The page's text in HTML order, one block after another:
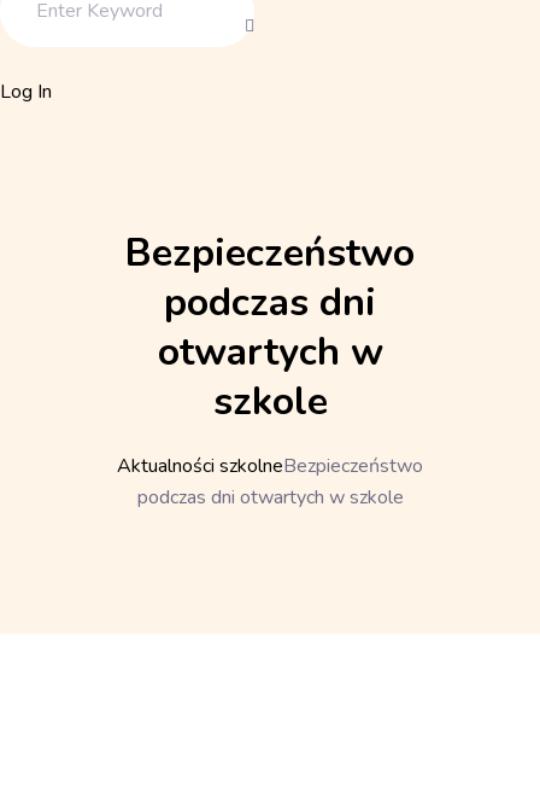
Log In
Bezpieczeństwo
podczas dni
otwartych w
szkole
Aktualności szkolneBezpieczeństwo
podczas dni otwartych w szkole